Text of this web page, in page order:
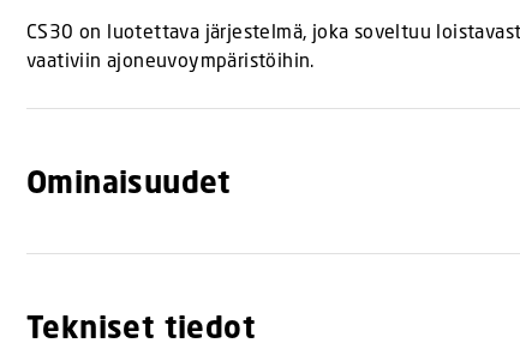
CS30 on luotettava järjestelmä, joka soveltuu
vaativiin ajoneuvoympäristöihin.
Ominaisuudet
Tekniset tiedot